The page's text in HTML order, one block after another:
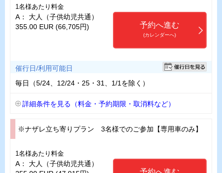
1名様あたり料金
A： 大人（子供幼児共通）
355.00 EUR (66,705円)
予約へ進む
(カレンダーへ)
催行日/利用可能日
毎日（5/24、12/24・25・31、1/1を除く）
詳細条件を見る（料金・予約期限・取消料など）
※ナザレ立ち寄りプラン 3名様でのご参加【専用車のみ】
1名様あたり料金
A： 大人（子供幼児共通）